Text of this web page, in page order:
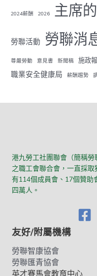
2024薪酬 2026 主席
勞聯活動 勞聯消
尊嚴勞動 意見書 新聞稿 施政
職業安全健康局 薪酬趨勢
港九勞工社團聯會（簡稱
之職工會聯合會，一直採
有114個成員會、17個贊助
四萬人。
友好/附屬機構
勞聯智康協會
勞聯匯青協會